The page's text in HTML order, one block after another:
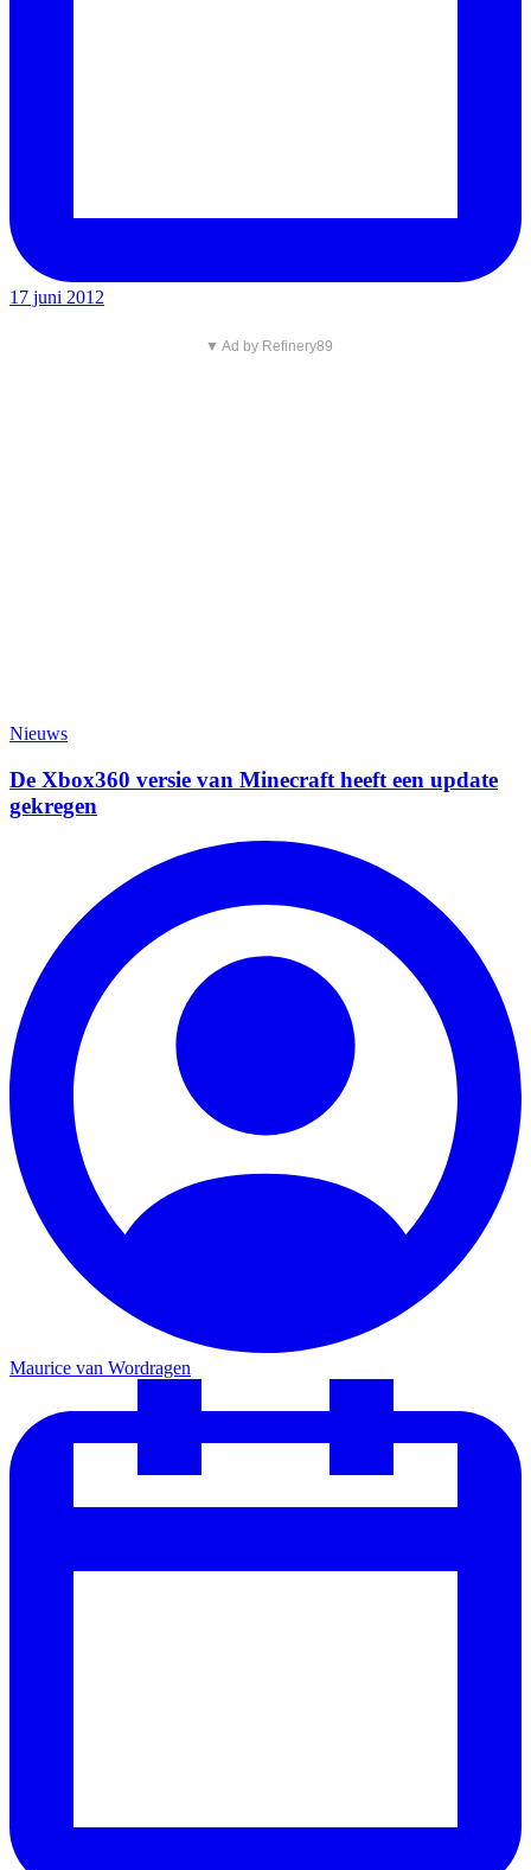
17 juni 2012
▼ Ad by Refinery89
Nieuws
De Xbox360 versie van Minecraft heeft een update
gekregen
Maurice van Wordragen